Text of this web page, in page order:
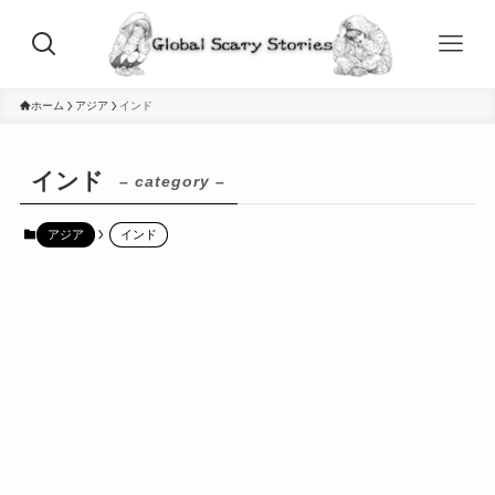
ホーム アジア インド
インド – category –
アジア インド